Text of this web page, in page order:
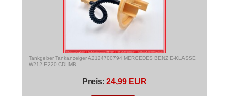
Tankgeber Tankanzeiger A2124700794 MERCEDES BENZ E-KLASSE
W212 E220 CDI MB
Preis: 24,99 EUR